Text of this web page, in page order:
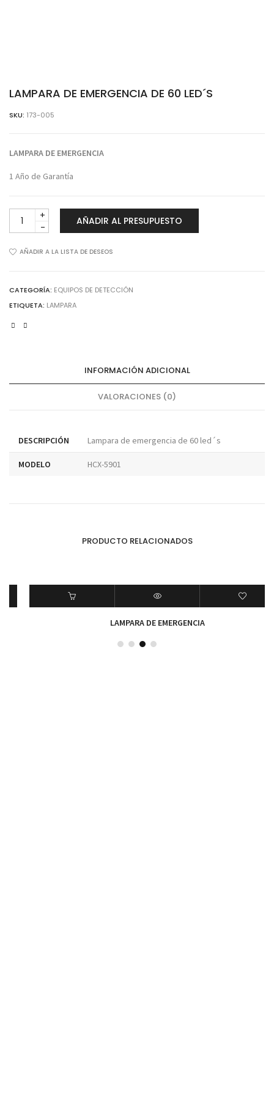
LAMPARA DE EMERGENCIA DE 60 LED´S
SKU: 173-005
LAMPARA DE EMERGENCIA
1 Año de Garantía
LAMPARA
DE
´S
cantidad
AÑADIR AL PRESUPUESTO
AÑADIR A LA LISTA DE DESEOS
CATEGORÍA: EQUIPOS DE DETECCIÓN
ETIQUETA: LAMPARA
INFORMACIÓN ADICIONAL
VALORACIONES (0)
DESCRIPCIÓN Lampara de emergencia de 60 led´s
MODELO HCX-5901
PRODUCTO RELACIONADOS
LAMPARA DE EMERGENCIA